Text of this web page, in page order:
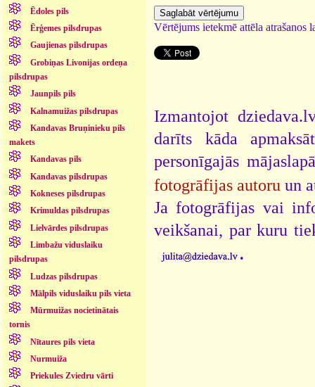
Ēdoles pils
Ērģemes pilsdrupas
Gaujienas pilsdrupas
Grobiņas Livonijas ordeņa
pilsdrupas
Jaunpils pils
Kalnamuižas pilsdrupas
Kandavas Bruņinieku pils
makets
Kandavas pils
Kandavas pilsdrupas
Kokneses pilsdrupas
Krimuldas pilsdrupas
Lielvārdes pilsdrupas
Limbažu viduslaiku
pilsdrupas
Ludzas pilsdrupas
Mālpils viduslaiku pils vieta
Mūrmuižas nocietinātais
tornis
Nītaures pils vieta
Nurmuiža
Priekules Zviedru vārti
Vērtējums ietekmē attēla atrašanos
Izmantojot
darīts kāda
personīgajās
fotogrāfijas autoru un
Ja fotogrāfijas vai
veikšanai, par kuru
.